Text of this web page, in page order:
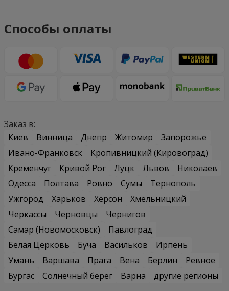
Способы оплаты
Заказ в:
Киев
Винница Днепр Житомир
Запорожье
Ивано-Франковск
Кропивницкий (Кировоград)
Кременчуг
Кривой Рог Луцк Львов
Николаев
Одесса
Полтава Ровно Сумы
Тернополь
Ужгород
Харьков Херсон
Хмельницкий
Черкассы
Черновцы
Чернигов
Самар (Новомосковск)
Павлоград
Белая Церковь
Буча Васильков
Ирпень
Умань
Варшава Прага Вена Берлин
Ревное
Бургас
Солнечный берег Варна
другие регионы